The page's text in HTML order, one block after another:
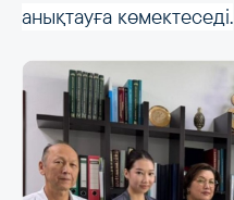
анықтауға көмектеседі.